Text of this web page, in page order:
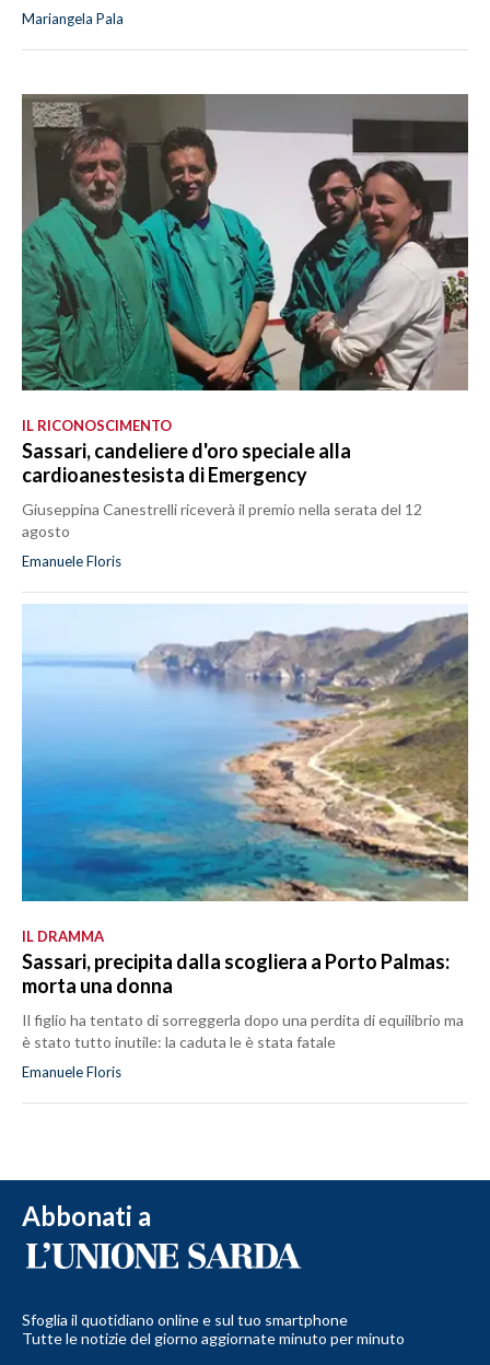
Mariangela Pala
IL RICONOSCIMENTO
Sassari, candeliere d'oro speciale alla
cardioanestesista di Emergency
Giuseppina Canestrelli riceverà il premio nella serata del 12
agosto
Emanuele Floris
IL DRAMMA
Sassari, precipita dalla scogliera a Porto Palmas:
morta una donna
Il figlio ha tentato di sorreggerla dopo una perdita di equilibrio ma
è stato tutto inutile: la caduta le è stata fatale
Emanuele Floris
Abbonati a
Sfoglia il quotidiano online e sul tuo smartphone
Tutte le notizie del giorno aggiornate minuto per minuto